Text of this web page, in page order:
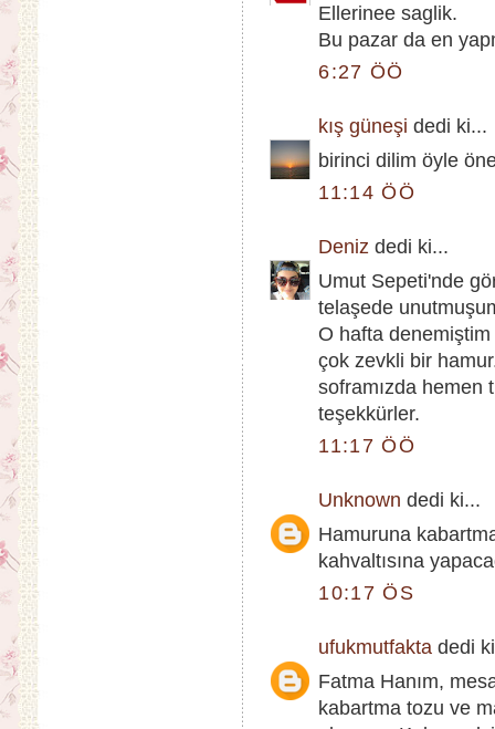
Ellerinee saglik.
Bu pazar da en
6:27 ÖÖ
kış güneşi dedi ki...
birinci dilim öyle
11:14 ÖÖ
Deniz dedi ki...
Umut Sepeti'nde
telaşede
O hafta
çok zevkli bir
soframızda hemen
teşekkürler.
11:17 ÖÖ
Unknown dedi ki...
Hamuruna
kahvaltısına
10:17 ÖS
ufukmutfakta dedi
Fatma Hanım,
kabartma tozu ve